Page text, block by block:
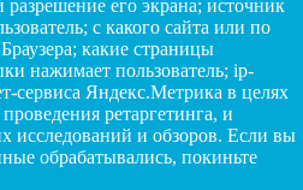
ЗАДАТЬ ВОПРОС
разрешение его экрана; источник
с какого сайта или по
какие страницы
нажимает пользователь; ip-
сервиса Яндекс.Метрика в целях
ретаргетинга, и
исследований и обзоров. Если вы
обрабатывались, покиньте
линии.
Николаевич